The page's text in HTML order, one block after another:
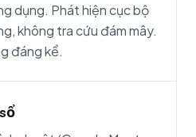
dụng. Phát hiện cục bộ
không tra cứu đám mây.
đáng kể.